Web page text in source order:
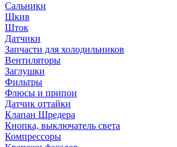
Сальники
Шкив
Шток
Датчики
Запчасти для холодильников
Вентиляторы
Заглушки
Фильтры
Флюсы и припои
Датчик оттайки
Клапан Шредера
Кнопка, выключатель света
Компрессоры